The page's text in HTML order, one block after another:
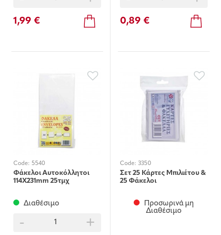
1,99 € 0,89 €
Code: 5540
Φάκελοι Αυτοκόλλητοι
114Χ231mm 25τμχ
Διαθέσιμο
- +
Code: 3350
Σετ 25 Κάρτες Μπιλιέτου &
25 Φάκελοι
Προσωρινά μη
Διαθέσιμο